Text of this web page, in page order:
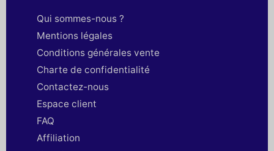
Qui sommes-nous ?
Mentions légales
Conditions générales vente
Charte de confidentialité
Contactez-nous
Espace client
FAQ
Affiliation